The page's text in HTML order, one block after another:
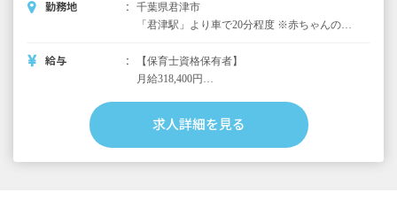
勤務地
千葉県君津市
「君津駅」より車で20分程度 ※赤ちゃんのい
マイカー通勤可
給与
【保育士資格保有者】
月給318,400円
・別途支給手当
交通費（支給上限なし）
求人詳細を見る